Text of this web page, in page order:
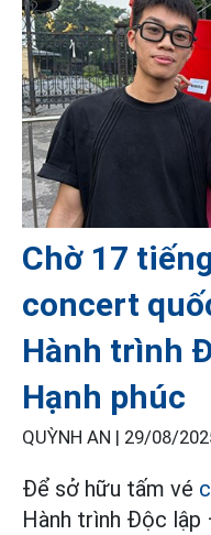
Chờ 17
concert
Hành trình
Hạnh phúc
QUỲNH AN | 29/08/
Để sở hữu tấm vé
Hành trình Độc lập